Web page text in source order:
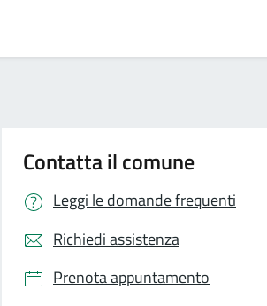
Contatta il comune
Leggi le domande frequenti
Richiedi assistenza
Prenota appuntamento